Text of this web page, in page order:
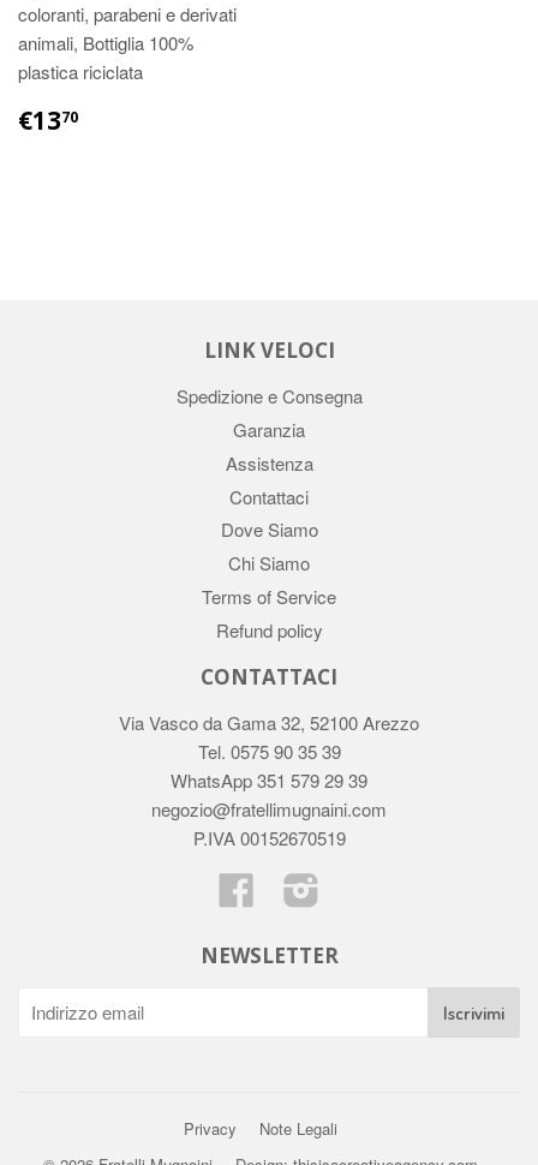
coloranti, parabeni e derivati
animali, Bottiglia 100%
plastica riciclata
€1370
LINK VELOCI
Spedizione e Consegna
Garanzia
Assistenza
Contattaci
Dove Siamo
Chi Siamo
Terms of Service
Refund policy
CONTATTACI
Via Vasco da Gama 32, 52100 Arezzo
Tel. 0575 90 35 39
WhatsApp 351 579 29 39
negozio@fratellimugnaini.com
P.IVA 00152670519
Facebook
NEWSLETTER
Privacy
Note Legali